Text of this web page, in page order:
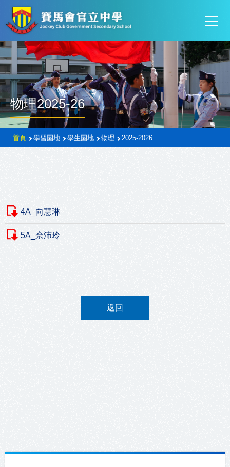
移至主內容
物理2025-26
導
首頁 學習園地 學生園地 物理 2025-2026
4A_向慧琳
5A_佘沛玲
返回